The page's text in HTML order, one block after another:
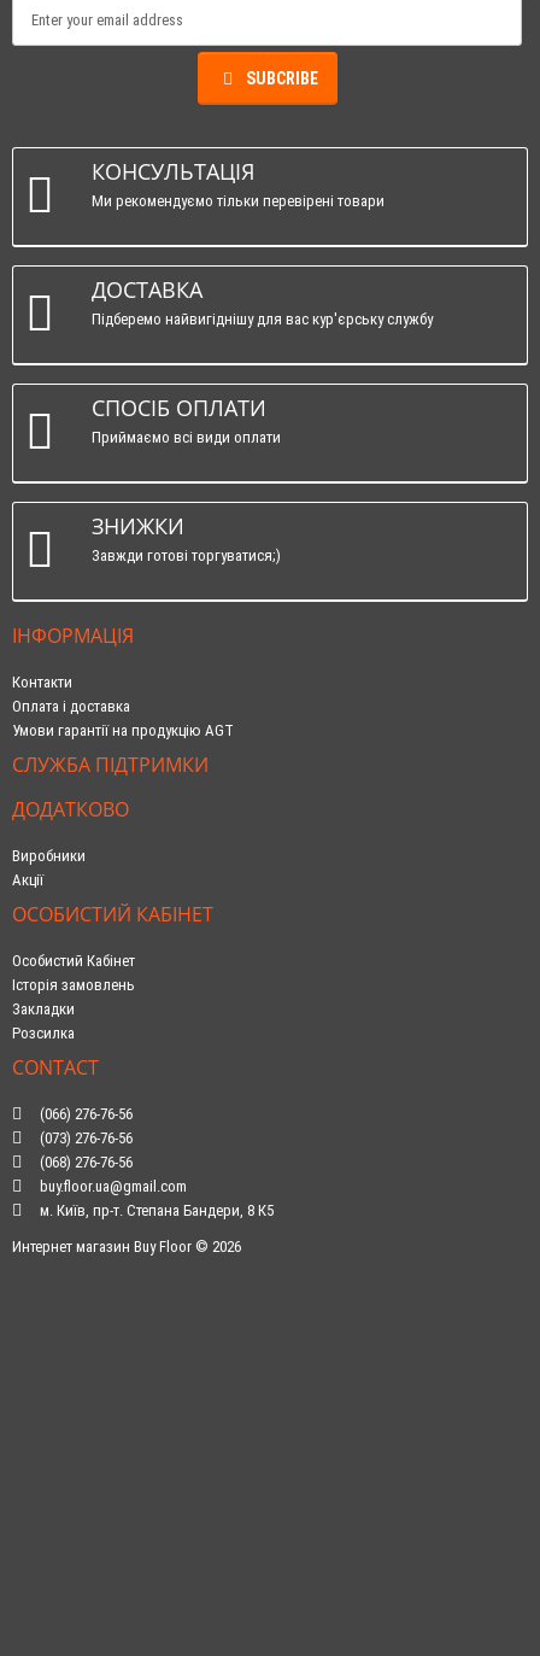
SUBCRIBE
КОНСУЛЬТАЦІЯ
Ми рекомендуємо тільки перевірені товари
ДОСТАВКА
Підберемо найвигіднішу для вас кур'єрську службу
СПОСІБ ОПЛАТИ
Приймаємо всі види оплати
ЗНИЖКИ
Завжди готові торгуватися;)
ІНФОРМАЦІЯ
Контакти
Оплата і доставка
Умови гарантії на продукцію AGT
СЛУЖБА ПІДТРИМКИ
ДОДАТКОВО
Виробники
Акції
ОСОБИСТИЙ КАБІНЕТ
Особистий Кабінет
Історія замовлень
Закладки
Розсилка
CONTACT
(066) 276-76-56
(073) 276-76-56
(068) 276-76-56
buy.floor.ua@gmail.com
м. Київ, пр-т. Степана Бандери, 8 К5
Интернет магазин Buy Floor © 2026